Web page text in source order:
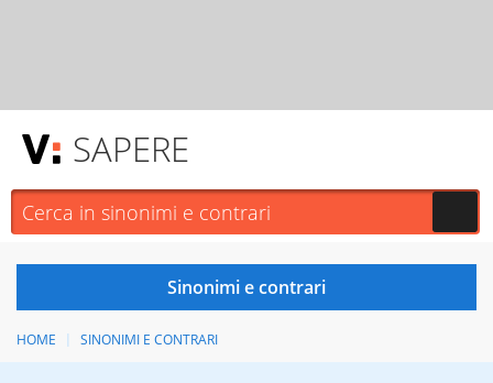
SAPERE
HOME SINONIMI E CONTRARI